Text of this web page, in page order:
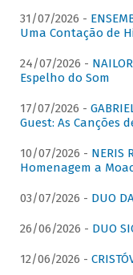
31/07/2026 -
Uma Contação de
24/07/2026 -
Espelho do Som
17/07/2026 -
Guest: As Canções
10/07/2026 - NERIS
Homenagem a
03/07/2026 - DUO
26/06/2026 - DUO
12/06/2026 -